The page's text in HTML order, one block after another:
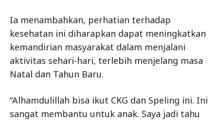
Ia menambahkan, perhatian terhadap
kesehatan ini diharapkan dapat meningkatkan
kemandirian masyarakat dalam menjalani
aktivitas sehari-hari, terlebih menjelang masa
Natal dan Tahun Baru.
“Alhamdulillah bisa ikut CKG dan Speling ini. Ini
sangat membantu untuk anak. Saya jadi tahu